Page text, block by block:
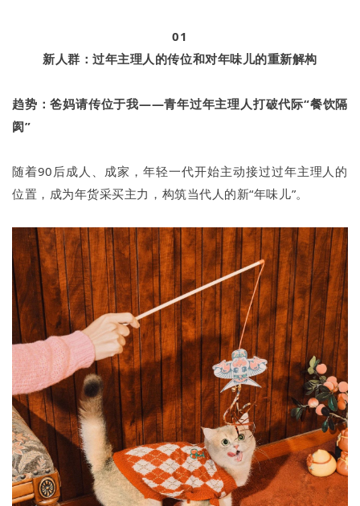
01
新人群：过年主理人的传位和对年味儿的重新解构
趋势：爸妈请传位于我——青年过年主理人打破代际“餐饮隔
阂”
随着90后成人、成家，年轻一代开始主动接过过年主理人的
位置，成为年货采买主力，构筑当代人的新“年味儿”。